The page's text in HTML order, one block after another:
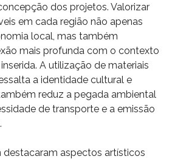
dos projetos. Valorizar
em cada região não apenas
local, mas também
mais profunda com o contexto
A utilização de materiais
a identidade cultural e
reduz a pegada ambiental
de transporte e a emissão
destacaram aspectos artísticos